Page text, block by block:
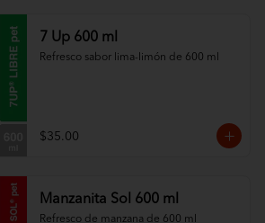
7 Up 600 ml
Refresco sabor lima-limón de 600 ml
$35.00
Manzanita Sol 600 ml
Refresco de manzana de 600 ml